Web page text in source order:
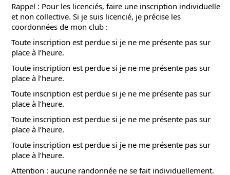
Rappel : Pour les licenciés, faire une inscription individuelle
et non collective. Si je suis licencié, je précise les
coordonnées de mon club :
Toute inscription est perdue si je ne me présente pas sur
place à l’heure.
Toute inscription est perdue si je ne me présente pas sur
place à l’heure.
Toute inscription est perdue si je ne me présente pas sur
place à l’heure.
Toute inscription est perdue si je ne me présente pas sur
place à l’heure.
Toute inscription est perdue si je ne me présente pas sur
place à l’heure.
Attention : aucune randonnée ne se fait individuellement.